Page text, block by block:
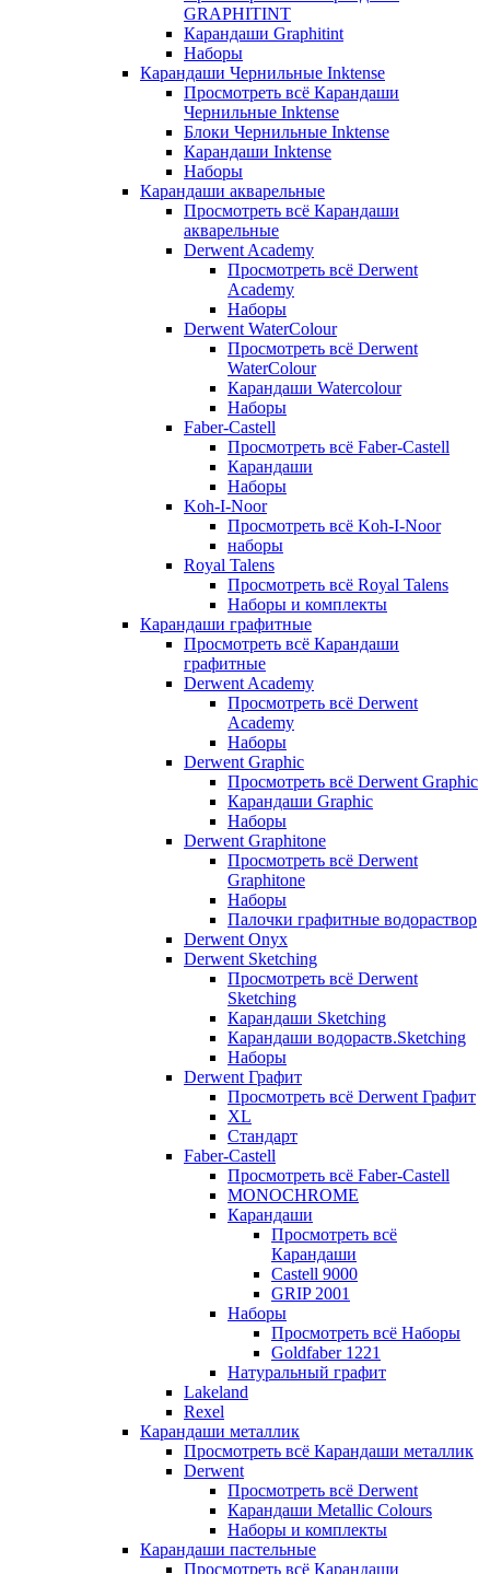
GRAPHITINT
Карандаши Graphitint
Наборы
Карандаши Чернильные Inktense
Просмотреть всё Карандаши
Чернильные Inktense
Блоки Чернильные Inktense
Карандаши Inktense
Наборы
Карандаши акварельные
Просмотреть всё Карандаши
акварельные
Derwent Academy
Просмотреть всё Derwent
Academy
Наборы
Derwent WaterColour
Просмотреть всё Derwent
WaterColour
Карандаши Watercolour
Наборы
Faber-Castell
Просмотреть всё Faber-Castell
Карандаши
Наборы
Koh-I-Noor
Просмотреть всё Koh-I-Noor
наборы
Royal Talens
Просмотреть всё Royal Talens
Наборы и комплекты
Карандаши графитные
Просмотреть всё Карандаши
графитные
Derwent Academy
Просмотреть всё Derwent
Academy
Наборы
Derwent Graphic
Просмотреть всё Derwent Graphic
Карандаши Graphic
Наборы
Derwent Graphitone
Просмотреть всё Derwent
Graphitone
Наборы
Палочки графитные водораствор
Derwent Onyx
Derwent Sketching
Просмотреть всё Derwent
Sketching
Карандаши Sketching
Карандаши водораств.Sketching
Наборы
Derwent Графит
Просмотреть всё Derwent Графит
XL
Стандарт
Faber-Castell
Просмотреть всё Faber-Castell
MONOCHROME
Карандаши
Просмотреть всё
Карандаши
Castell 9000
GRIP 2001
Наборы
Просмотреть всё Наборы
Goldfaber 1221
Натуральный графит
Lakeland
Rexel
Карандаши металлик
Просмотреть всё Карандаши металлик
Derwent
Просмотреть всё Derwent
Карандаши Metallic Colours
Наборы и комплекты
Карандаши пастельные
Просмотреть всё Карандаши